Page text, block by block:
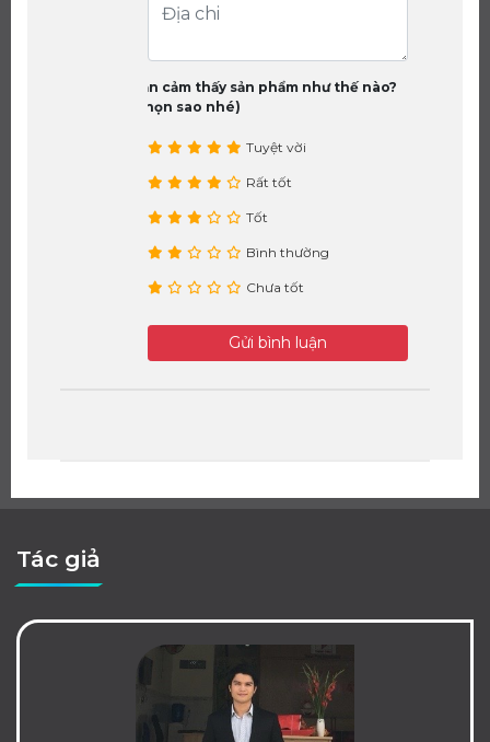
Bạn cảm thấy sản phẩm như thế nào?
(chọn sao nhé)
Tuyệt vời
Rất tốt
Tốt
Bình thường
Chưa tốt
Gửi bình luận
Tác giả